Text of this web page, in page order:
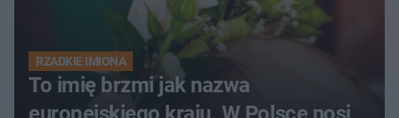
RZADKIE IMIONA
To imię brzmi jak nazwa